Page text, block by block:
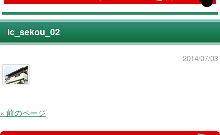
ic_sekou_02
2014/07/03
« 前のページ